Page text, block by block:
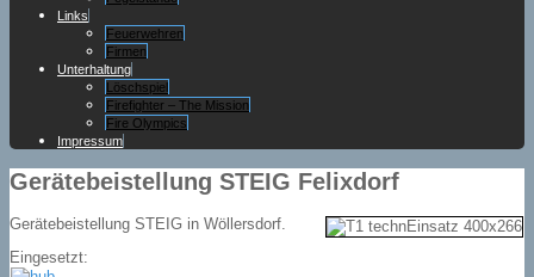
Links
Feuerwehren
Firmen
Unterhaltung
Löschspiel
Firefighter – The Mission
Fire Olympics
Impressum
Gerätebeistellung STEIG Felixdorf
Gerätebeistellung STEIG in Wöllersdorf.
Eingesetzt: